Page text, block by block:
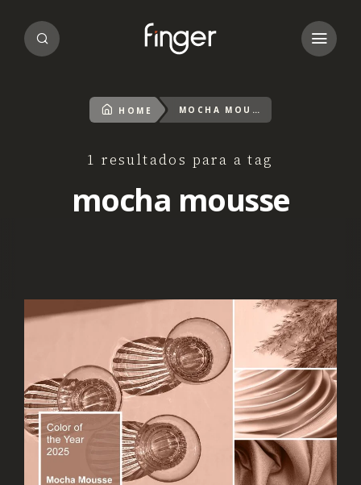
HOME MOCHA MOUSSE
1 resultados para a tag
mocha mousse